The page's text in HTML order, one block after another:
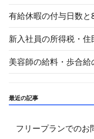
有給休暇の付与日数
新入社員の所得税・
美容師の給料・歩合
最近の記事
フリープランでのお